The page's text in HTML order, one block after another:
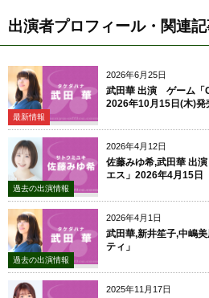
出演者プロフィール・関連
2026年6月25日
最新情報
武田華 出演 ゲーム「
2026年10月15日(木)発
2026年4月12日
過去の出演情報
佐藤みゆ希,武田華 出
エス」2026年4月15日
2026年4月1日
過去の出演情報
武田華,新井笙子,中嶋
ティ」
2025年11月17日